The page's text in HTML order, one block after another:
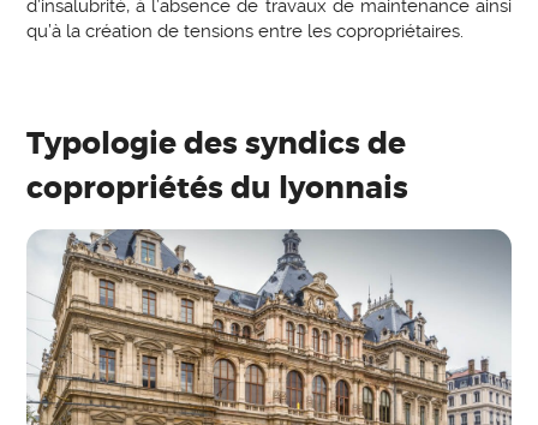
d’insalubrité, à l’absence de travaux de maintenance ainsi
qu’à la création de tensions entre les copropriétaires.
Typologie des syndics de
copropriétés du lyonnais